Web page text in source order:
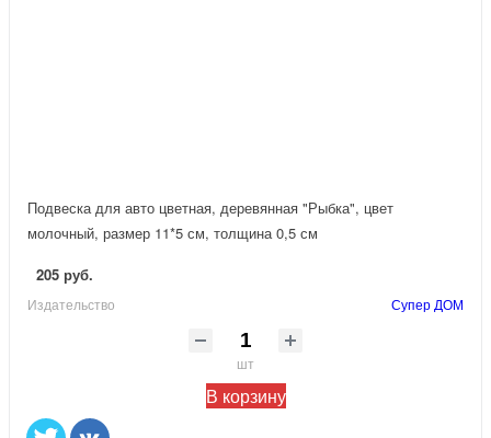
Подвеска для авто цветная, деревянная "Рыбка", цвет
молочный, размер 11*5 см, толщина 0,5 см
205 руб.
Издательство Супер ДОМ
шт
В корзину